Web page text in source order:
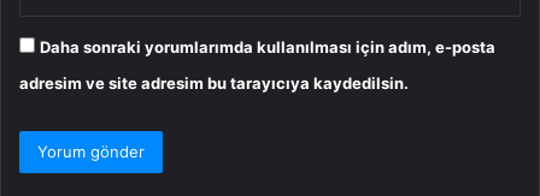
Daha sonraki yorumlarımda kullanılması için adım, e-posta
adresim ve site adresim bu tarayıcıya kaydedilsin.